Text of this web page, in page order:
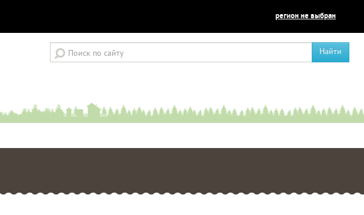
регион не выбран
Найти